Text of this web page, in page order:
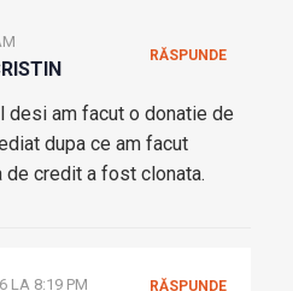
desi am facut o donatie de
dupa ce am facut
de credit a fost clonata.
RĂSPUNDE
LA 8:19 PM RĂSPUNDE